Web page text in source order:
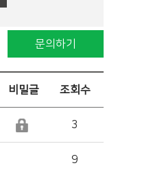
문의하기
비밀글 조회수
3
9